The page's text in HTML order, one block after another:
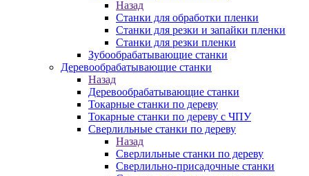
Назад
Станки для обработки пленки
Станки для резки и запайки пленки
Станки для резки пленки
Зубообрабатывающие станки
Деревообрабатывающие станки
Назад
Деревообрабатывающие станки
Токарные станки по дереву
Токарные станки по дереву с ЧПУ
Сверлильные станки по дереву
Назад
Сверлильные станки по дереву
Сверлильно-присадочные станки